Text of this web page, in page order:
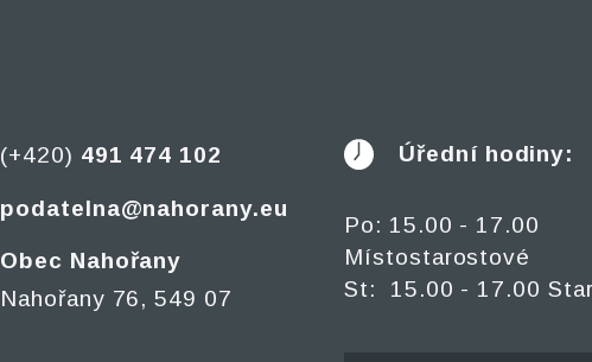
(+420) 491 474 102
podatelna@nahorany.eu
Obec Nahořany
Nahořany 76, 549 07
Úřední hodiny:
Po: 15.00 - 17.00
Místostarostové
St: 15.00 - 17.00